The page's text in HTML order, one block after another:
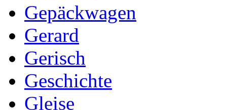
Gepäckwagen
Gerard
Gerisch
Geschichte
Gleise